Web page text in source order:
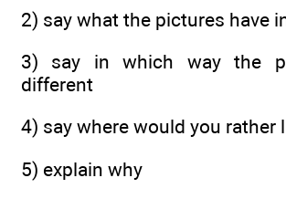
2) say what the pictures have
3) say in which way the
different
4) say where would you rather
5) explain why